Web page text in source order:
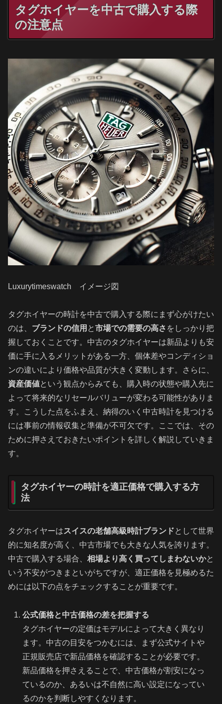
タグホイヤーを中古で購入する際
の注意点
Luxurytimeswatch イメージ図
タグホイヤーの時計を中古で購入する際にまず心がけたい
のは、 ブランドの信用 と市場での需要の高さ をしっかり把
握しておくことです。中古のタグホイヤーは新品よりも安
価に手に入るメリットがある一方、個体差やコンディショ
ンの違いにより価格や品質が大きく変動します。さらに、
資産価値という観点からみても、購入時の状態や購入先に
よって将来的なリセールバリューが変わる可能性がありま
す。こうした点をふまえ、納得のいく中古時計を見つける
には事前の情報収集と準備が不可欠です。ここでは、その
ために押さえておきたいポイントを詳しく解説していきま
す。
タグホイヤーの時計を適正価格で購入する方
法
タグホイヤーはスイスの老舗高級時計ブランドとして世界
的に知名度が高く、中古市場でも大きな人気を誇ります。
中古で購入する場合、 相場より高く買ってしまわないかと
いう不安がつきまといがちですが、適正価格を見極めるた
めには以下の点をチェックすることが重要です。
公式価格と中古価格の差を把握する
タグホイヤーの定価はモデルによって大きく異なり
ます。中古の目安をつかむには、まず公式サイトや
正規販売店で新品価格を確認することが必要です。
新品価格を押さえることで、中古価格が割安になっ
ているのか、あるいは不自然に高い設定になってい
るのかを判断しやすくなります。